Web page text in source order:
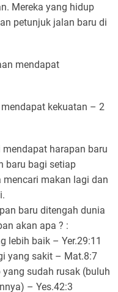
Mereka yang hidup
petunjuk jalan baru di
mendapat
kekuatan – 2
harapan baru
baru bagi setiap
makan lagi dan
baru ditengah dunia
akan apa ? :
lebih baik – Yer.29:11
yang sakit – Mat.8:7
sudah rusak (buluh
– Yes.42:3